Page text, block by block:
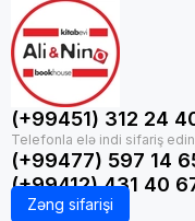
(+99451) 312 24
(+99477) 597 14
(+99412) 431 40
Zəng sifarişi